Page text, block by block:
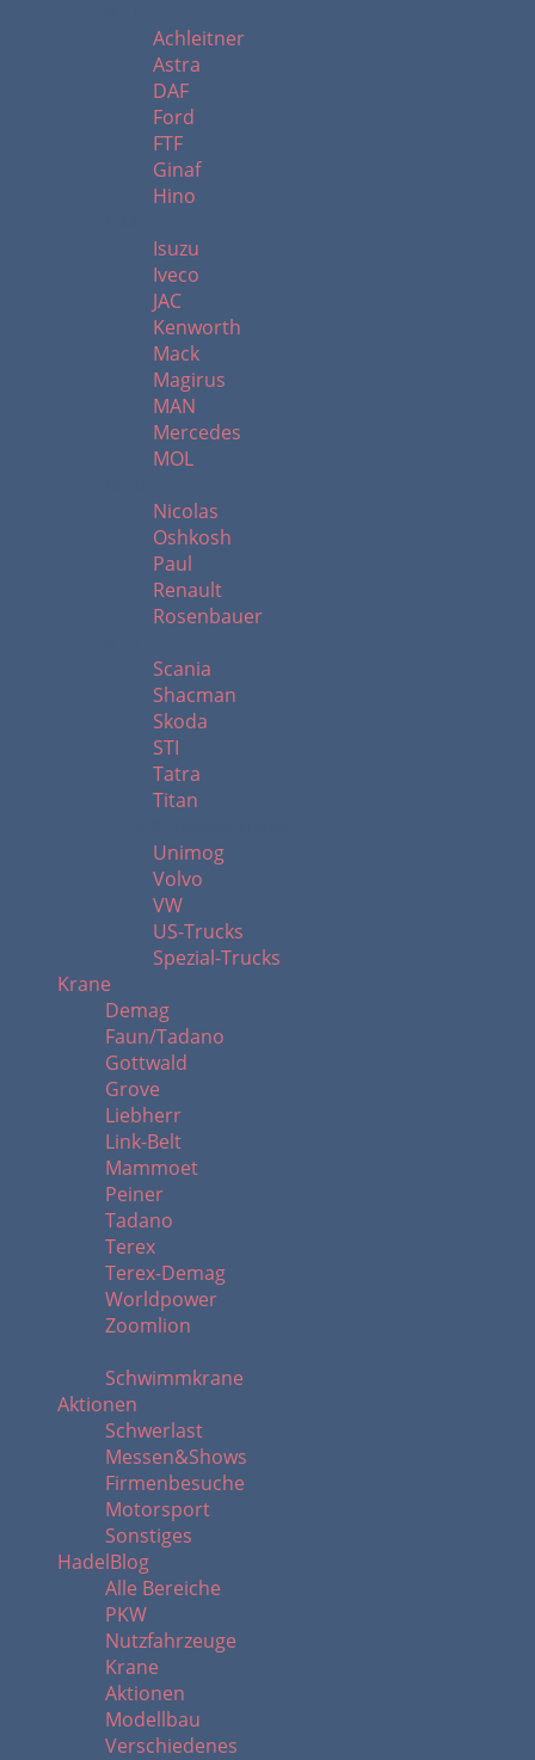
Achleitner
Astra
DAF
Ford
FTF
Ginaf
Hino
Isuzu
Iveco
JAC
Kenworth
Mack
Magirus
MAN
Mercedes
MOL
Nicolas
Oshkosh
Paul
Renault
Rosenbauer
Scania
Shacman
Skoda
STI
Tatra
Titan
Unimog
Volvo
VW
US-Trucks
Spezial-Trucks
Krane
Demag
Faun/Tadano
Gottwald
Grove
Liebherr
Link-Belt
Mammoet
Peiner
Tadano
Terex
Terex-Demag
Worldpower
Zoomlion
Schwimmkrane
Aktionen
Schwerlast
Messen&Shows
Firmenbesuche
Motorsport
Sonstiges
HadelBlog
Alle Bereiche
PKW
Nutzfahrzeuge
Krane
Aktionen
Modellbau
Verschiedenes